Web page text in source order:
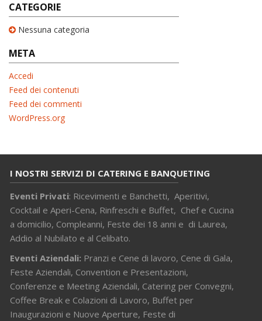
CATEGORIE
Nessuna categoria
META
Accedi
Feed dei contenuti
Feed dei commenti
WordPress.org
I NOSTRI SERVIZI DI CATERING E BANQUETING
Eventi Privati: Ricevimenti e Banchetti, Aperitivi,
Cocktail e Aperi-Cena, Rinfreschi e Buffet, Chef e Cucina
a domicilio, Compleanni, Feste dei 18 anni e di Laurea,
Addio al Nubilato e al Celibato.
Eventi Aziendali: Pranzi e Cene di lavoro, Cene di Gala,
Feste Aziendali, Convention e Presentazioni,
Conferenze e Meeting Aziendali, Catering per Convegni,
Coffee Break e Colazioni di Lavoro, Buffet per
Inaugurazioni e Nuove Aperture, Feste di